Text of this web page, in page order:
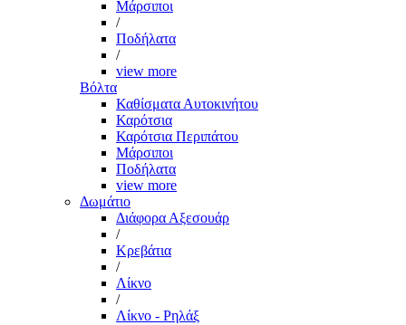
Μάρσιποι
/
Ποδήλατα
/
view more
Βόλτα
Καθίσματα Αυτοκινήτου
Καρότσια
Καρότσια Περιπάτου
Μάρσιποι
Ποδήλατα
view more
Δωμάτιο
Διάφορα Αξεσουάρ
/
Κρεβάτια
/
Λίκνο
/
Λίκνο - Ρηλάξ